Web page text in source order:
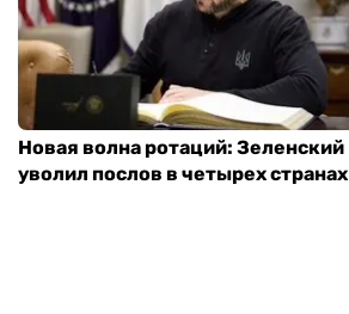
Новая волна ротаций: Зеленский
уволил послов в четырех странах